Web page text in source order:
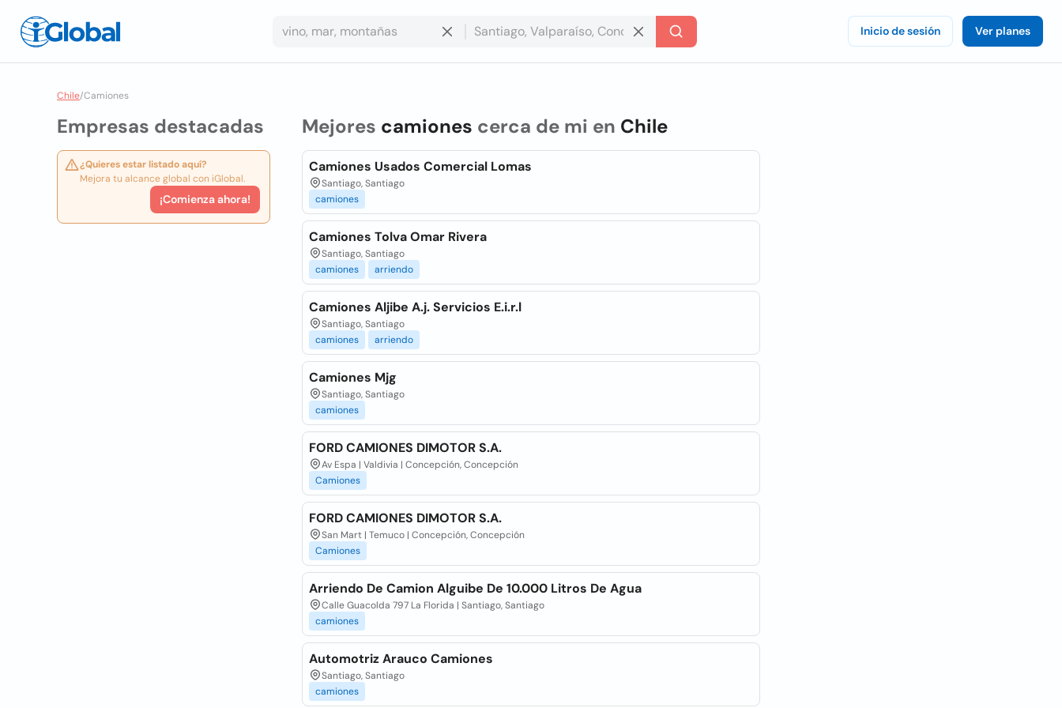
Inicio de sesión Ver planes
Chile/Camiones
Empresas destacadas
¿Quieres estar listado aquí?
Mejora tu alcance global con iGlobal.
¡Comienza ahora!
Mejores camiones cerca de mi en Chile
Camiones Usados Comercial Lomas
Santiago, Santiago
camiones
Camiones Tolva Omar Rivera
Santiago, Santiago
camiones
arriendo
Camiones Aljibe A.j. Servicios E.i.r.l
Santiago, Santiago
camiones
arriendo
Camiones Mjg
Santiago, Santiago
camiones
FORD CAMIONES DIMOTOR S.A.
Av Espa | Valdivia | Concepción, Concepción
Camiones
FORD CAMIONES DIMOTOR S.A.
San Mart | Temuco | Concepción, Concepción
Camiones
Arriendo De Camion Alguibe De 10.000 Litros De Agua
Calle Guacolda 797 La Florida | Santiago, Santiago
camiones
Automotriz Arauco Camiones
Santiago, Santiago
camiones